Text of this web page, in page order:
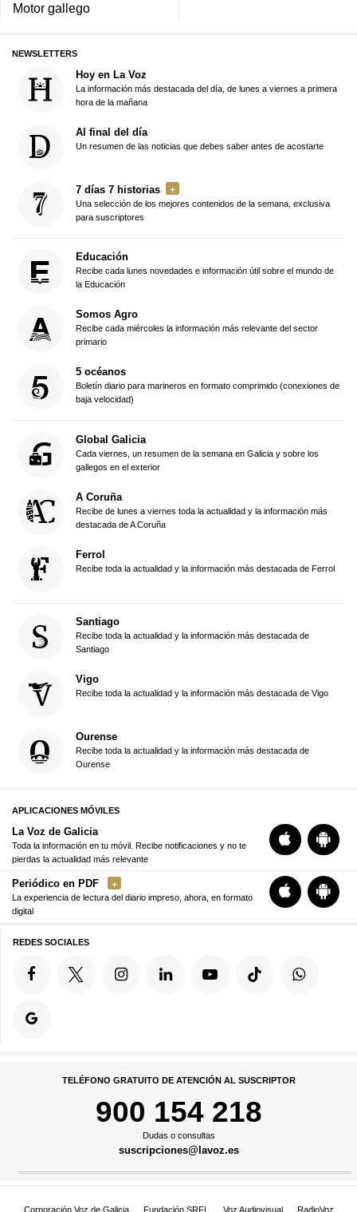
Motor gallego
NEWSLETTERS
Hoy en La Voz
La información más destacada del día, de lunes a viernes a primera
hora de la mañana
Al final del día
Un resumen de las noticias que debes saber antes de acostarte
7 días 7 historias
Una selección de los mejores contenidos de la semana, exclusiva
para suscriptores
Educación
Recibe cada lunes novedades e información útil sobre el mundo de
la Educación
Somos Agro
Recibe cada miércoles la información más relevante del sector
primario
5 océanos
Boletín diario para marineros en formato comprimido (conexiones de
baja velocidad)
Global Galicia
Cada viernes, un resumen de la semana en Galicia y sobre los
gallegos en el exterior
A Coruña
Recibe de lunes a viernes toda la actualidad y la información más
destacada de A Coruña
Ferrol
Recibe toda la actualidad y la información más destacada de Ferrol
Santiago
Recibe toda la actualidad y la información más destacada de
Santiago
Vigo
Recibe toda la actualidad y la información más destacada de Vigo
Ourense
Recibe toda la actualidad y la información más destacada de
Ourense
APLICACIONES MÓVILES
La Voz de Galicia
Toda la información en tu móvil. Recibe notificaciones y no te
pierdas la actualidad más relevante
Periódico en PDF
La experiencia de lectura del diario impreso, ahora, en formato
digital
REDES SOCIALES
TELÉFONO GRATUITO DE ATENCIÓN AL SUSCRIPTOR
900 154 218
Dudas o consultas
suscripciones@lavoz.es
Corporación Voz de Galicia Fundación SRFL Voz Audiovisual RadioVoz